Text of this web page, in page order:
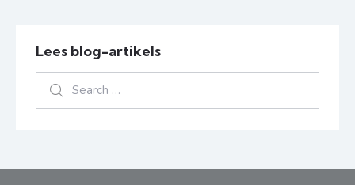
Lees blog-artikels